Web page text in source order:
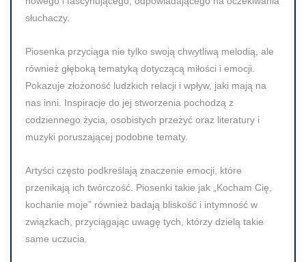
słuchaczy.
Piosenka przyciąga nie tylko swoją chwytliwą melodią, ale
również głęboką tematyką dotyczącą miłości i emocji.
Pokazuje złożoność ludzkich relacji i wpływ, jaki mają na
nas inni. Inspiracje do jej stworzenia pochodzą z
codziennego życia, osobistych przeżyć oraz literatury i
muzyki poruszającej podobne tematy.
Artyści często podkreślają znaczenie emocji, które
przenikają ich twórczość. Piosenki takie jak „Kocham Cię,
kochanie moje” również badają bliskość i intymność w
związkach, przyciągając uwagę tych, którzy dzielą takie
same uczucia.